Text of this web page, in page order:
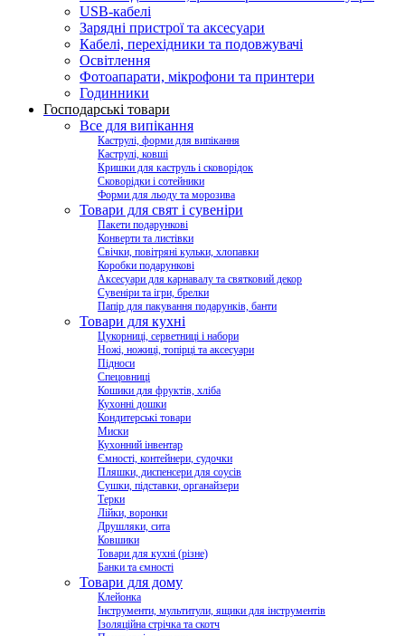
USB-кабелі
Зарядні пристрої та аксесуари
Кабелі, перехідники та подовжувачі
Освітлення
Фотоапарати, мікрофони та принтери
Годинники
Господарські товари
Все для випікання
Каструлі, форми для випікання
Каструлі, ковші
Кришки для каструль і сковорідок
Сковорідки і сотейники
Форми для льоду та морозива
Товари для свят і сувеніри
Пакети подарункові
Конверти та листівки
Свічки, повітряні кульки, хлопавки
Коробки подарункові
Аксесуари для карнавалу та святковий декор
Сувеніри та ігри, брелки
Папір для пакування подарунків, банти
Товари для кухні
Цукорниці, серветниці і набори
Ножі, ножиці, топірці та аксесуари
Підноси
Спецовниці
Кошики для фруктів, хліба
Кухонні дошки
Кондитерські товари
Миски
Кухонний інвентар
Ємності, контейнери, судочки
Пляшки, диспенсери для соусів
Сушки, підставки, органайзери
Терки
Лійки, воронки
Друшляки, сита
Ковшики
Товари для кухні (різне)
Банки та ємності
Товари для дому
Клейонка
Інструменти, мультитули, ящики для інструментів
Ізоляційна стрічка та скотч